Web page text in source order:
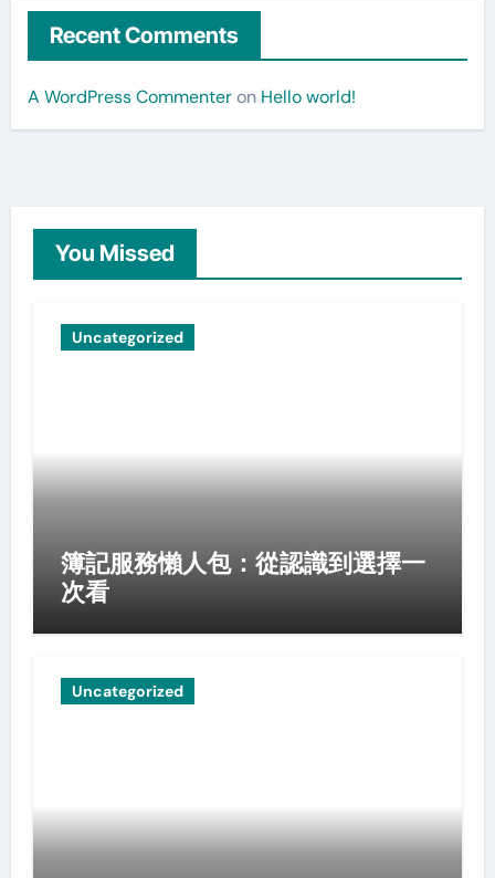
Recent Comments
A WordPress Commenteron Hello world!
You Missed
Uncategorized
簿記服務懶人包：從認識到選擇一
次看
Uncategorized